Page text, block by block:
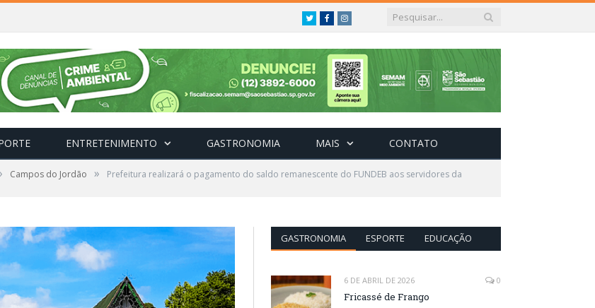
TwitterFacebookInstagram
ENTRETENIMENTO GASTRONOMIA MAIS CONTATO
Campos do Jordão » Prefeitura realizará o pagamento do saldo remanescente do FUNDEB aos servidores da
GASTRONOMIA ESPORTE EDUCAÇÃO
6 DE ABRIL DE 2026 0
Fricassé de Frango